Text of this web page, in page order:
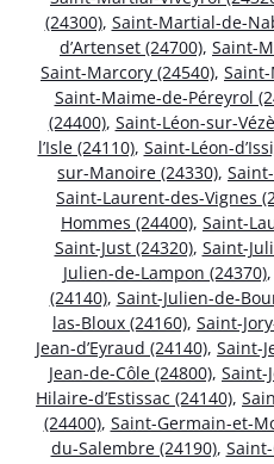
(24300), Saint-Martial-de-
d’Artenset (24700), Saint-
Saint-Marcory (24540),
Saint-Maime-de-Péreyrol
(24400), Saint-Léon-sur-
l’Isle (24110), Saint-Léon-
sur-Manoire (24330),
Saint-Laurent-des-Vignes
Hommes (24400), Saint-
Saint-Just (24320), Saint-
Julien-de-Lampon (24370),
(24140), Saint-Julien-de-
las-Bloux (24160), Saint-
Jean-d’Eyraud (24140), Saint-
Jean-de-Côle (24800), Saint-
Hilaire-d’Estissac (24140),
(24400), Saint-Germain-et-
du-Salembre (24190),